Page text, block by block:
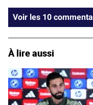
Voir les 10
À lire aussi